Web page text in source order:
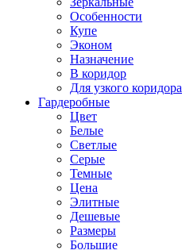
Особенности
Купе
Эконом
Назначение
В коридор
Для узкого коридора
Гардеробные
Цвет
Белые
Светлые
Серые
Темные
Цена
Элитные
Дешевые
Размеры
Большие